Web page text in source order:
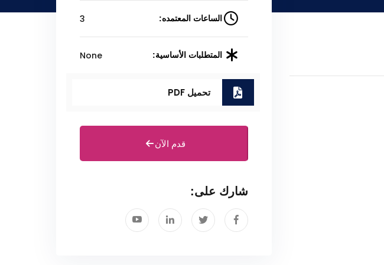
الساعات المعتمده: 3
المتطلبات الأساسية: None
تحميل PDF
قدم الآن
شارك على: